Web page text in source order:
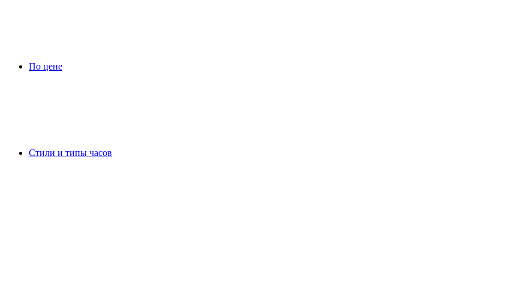
По цене
Стили и типы часов